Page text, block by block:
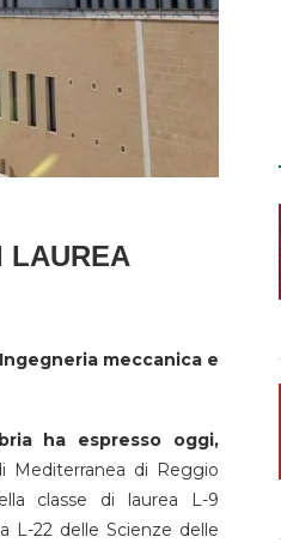
LAUREA
meccanica e
ha espresso oggi,
Mediterranea di Reggio
classe di laurea L-9
L-22 delle Scienze delle